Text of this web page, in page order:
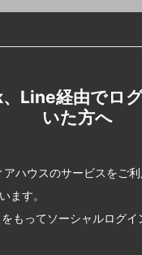
Line経由でロ
いた方へ
ハウスのサービスをご
ます。
もってソーシャルログイ